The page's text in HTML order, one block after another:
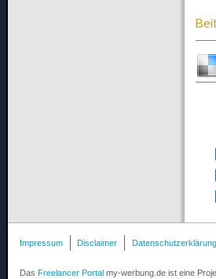
Impressum Disclaimer Datenschutzerklärung
Das Freelancer Portal my-werbung.de ist eine